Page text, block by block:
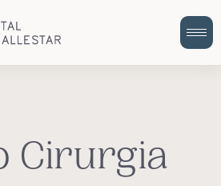
Cirurgia